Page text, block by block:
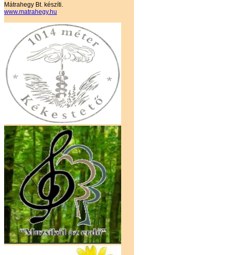
Mátrahegy Bt. készíti.
www.matrahegy.hu